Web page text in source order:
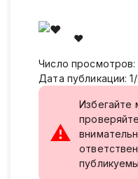
❤
Число просмотров:
Дата публикации:
⚠
Избегайте